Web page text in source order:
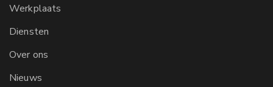
Werkplaats
Diensten
Over ons
Nieuws